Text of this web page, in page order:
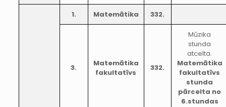
1. Matemātika 332.
3.
Matemātika
fakultatīvs
332.
Mūzika
stunda
atcelta.
Matemātika
fakultatīvs
stunda
pārcelta no
6.stundas